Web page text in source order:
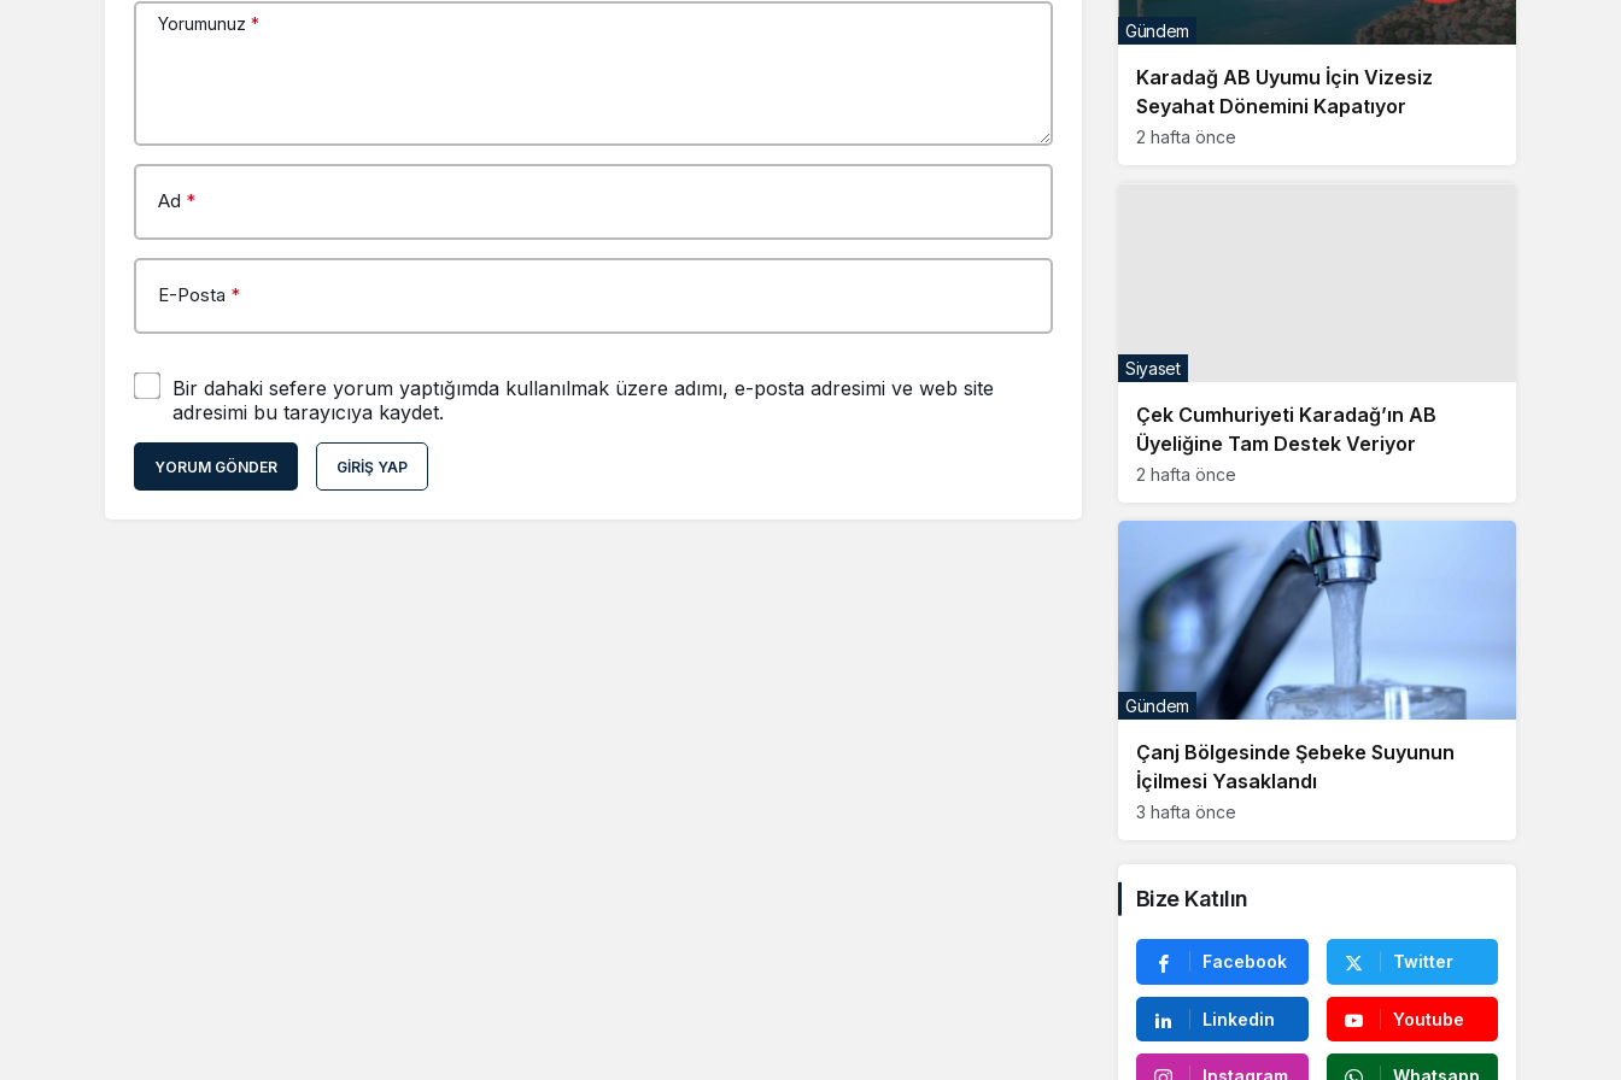
Yorumunuz *
Ad *
E-Posta *
Bir dahaki sefere yorum yaptığımda kullanılmak üzere adımı, e-posta adresimi ve web site
adresimi bu tarayıcıya kaydet.
YORUM GÖNDER GIRIŞ YAP
Karadağ AB Uyumu İçin Vizesiz
Seyahat Dönemini Kapatıyor
2 hafta önce
Gündem
Çek Cumhuriyeti Karadağ’ın AB
Üyeliğine Tam Destek Veriyor
2 hafta önce
Siyaset
Çanj Bölgesinde Şebeke Suyunun
İçilmesi Yasaklandı
3 hafta önce
Gündem
Bize Katılın
Facebook Twitter
Linkedin Youtube